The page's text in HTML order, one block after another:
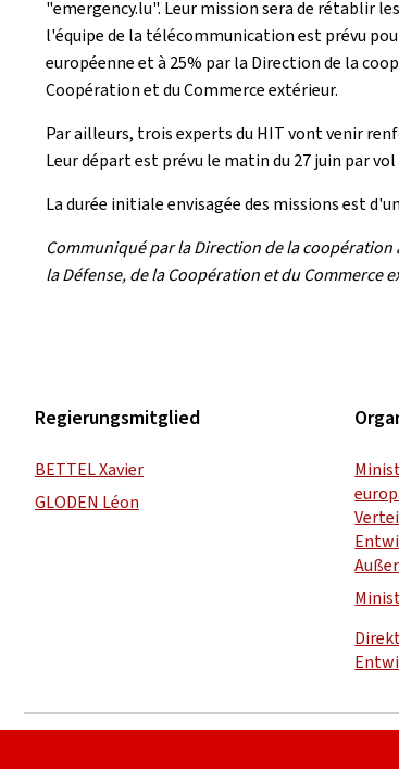
"emergency.lu". Leur mission sera de rétablir
l'équipe de la télécommunication est prévu
européenne et à 25% par la Direction de la
Coopération et du Commerce extérieur.
Par ailleurs, trois experts du HIT vont venir
Leur départ est prévu le matin du 27 juin par
La durée initiale envisagée des missions est
Communiqué par la Direction de la
la Défense, de la Coopération et du Commerce
Regierungsmitglied
BETTEL Xavier
GLODEN Léon